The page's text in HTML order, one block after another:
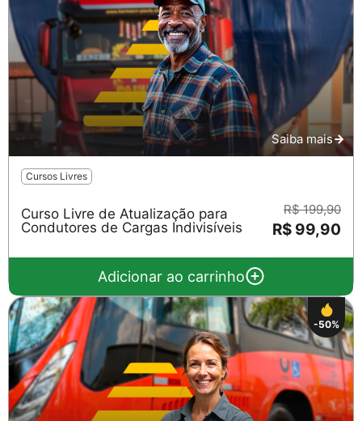
Saiba mais
Cursos Livres
Curso Livre de Atualização para
Condutores de Cargas Indivisíveis
R$ 199,90
R$ 99,90
Adicionar ao carrinho
-50%